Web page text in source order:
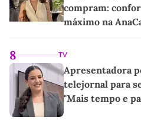
compram:
máximo na
8 TV
Apresentadora
telejornal para
"Mais tempo e